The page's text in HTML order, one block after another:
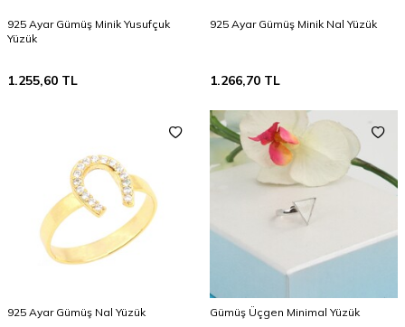
925 Ayar Gümüş Minik Yusufçuk
Yüzük
1.255,60 TL
925 Ayar Gümüş Minik Nal Yüzük
1.266,70 TL
925 Ayar Gümüş Nal Yüzük Gümüş Üçgen Minimal Yüzük